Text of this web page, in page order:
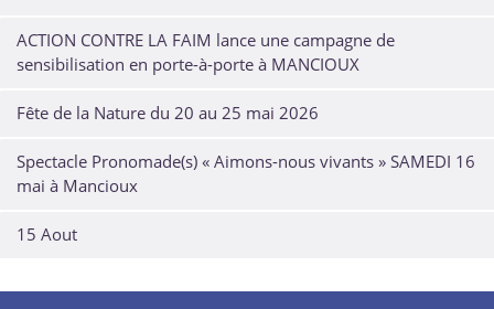
ACTION CONTRE LA FAIM lance une campagne de
sensibilisation en porte-à-porte à MANCIOUX
Fête de la Nature du 20 au 25 mai 2026
Spectacle Pronomade(s) « Aimons-nous vivants » SAMEDI 16
mai à Mancioux
15 Aout